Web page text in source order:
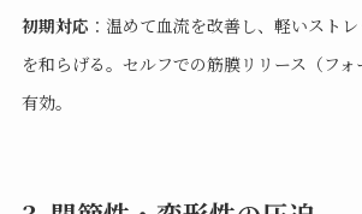
初期対応 ：温めて血流を改善し、軽いスト
を和らげる。セルフでの筋膜リリース（フ
有効。